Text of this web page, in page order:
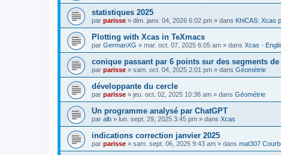
statistiques 2025
par parisse » dim. janv. 04, 2026 6:02 pm » dans KhiCAS: Xcas
Plotting with Xcas in TeXmacs
par GermanXG » mar. oct. 07, 2025 6:05 am » dans Xcas -
conique passant par 6 points sur des segments
par parisse » sam. oct. 04, 2025 2:01 pm » dans Géométrie
développante du cercle
par parisse » jeu. oct. 02, 2025 10:38 am » dans Géométrie
Un programme analysé par ChatGPT
par alb » lun. sept. 29, 2025 3:45 pm » dans Xcas
indications correction janvier 2025
par parisse » sam. sept. 06, 2025 9:43 am » dans mat307